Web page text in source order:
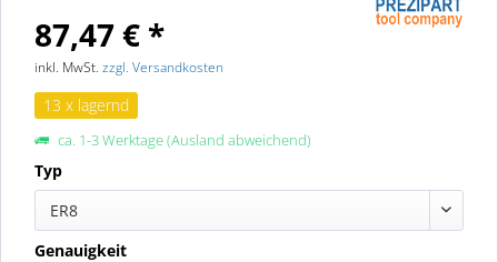
87,47 € *
inkl. MwSt. zzgl. Versandkosten
13 x lagernd
ca. 1-3 Werktage (Ausland abweichend)
Typ
ER8
Genauigkeit